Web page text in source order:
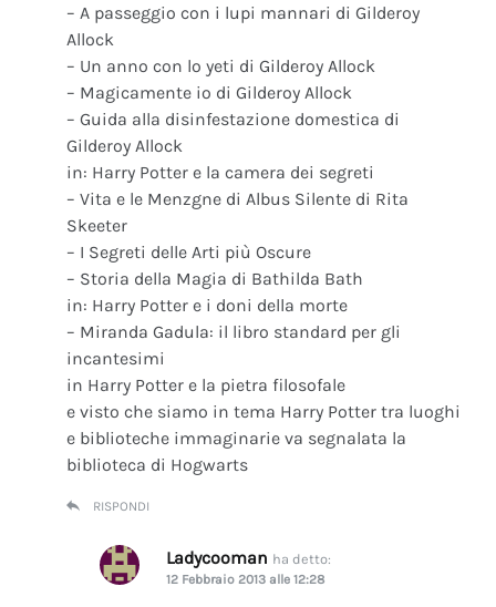
– A passeggio con i lupi mannari di Gilderoy
Allock
– Un anno con lo yeti di Gilderoy Allock
– Magicamente io di Gilderoy Allock
– Guida alla disinfestazione domestica di
Gilderoy Allock
in: Harry Potter e la camera dei segreti
– Vita e le Menzgne di Albus Silente di Rita
Skeeter
– I Segreti delle Arti più Oscure
– Storia della Magia di Bathilda Bath
in: Harry Potter e i doni della morte
– Miranda Gadula: il libro standard per gli
incantesimi
in Harry Potter e la pietra filosofale
e visto che siamo in tema Harry Potter tra luoghi
e biblioteche immaginarie va segnalata la
biblioteca di Hogwarts
RISPONDI
Ladycooman ha detto:
12 Febbraio 2013 alle 12:28